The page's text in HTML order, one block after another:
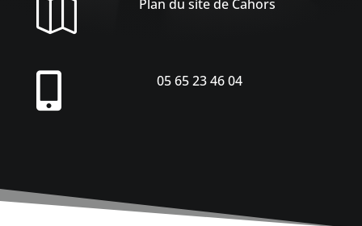
 Plan du site de Cahors
 05 65 23 46 04